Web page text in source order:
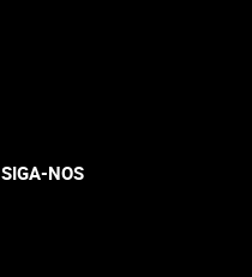
SIGA-NOS